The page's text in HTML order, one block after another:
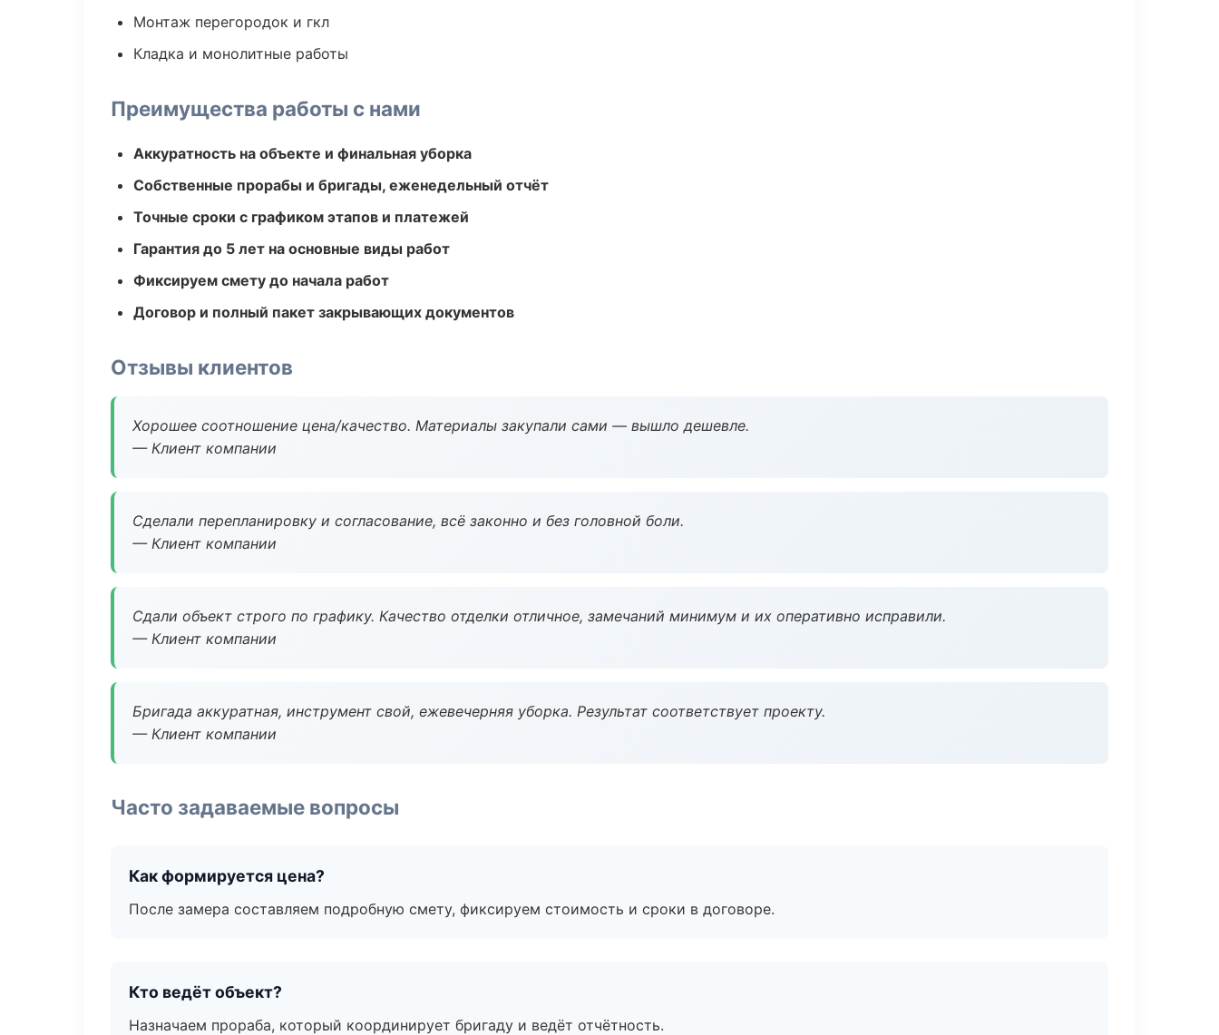
Монтаж перегородок и гкл
Кладка и монолитные работы
Преимущества работы с нами
Аккуратность на объекте и финальная уборка
Собственные прорабы и бригады, еженедельный отчёт
Точные сроки с графиком этапов и платежей
Гарантия до 5 лет на основные виды работ
Фиксируем смету до начала работ
Договор и полный пакет закрывающих документов
Отзывы клиентов
Хорошее соотношение цена/качество. Материалы закупали сами — вышло дешевле.
— Клиент компании
Сделали перепланировку и согласование, всё законно и без головной боли.
— Клиент компании
Сдали объект строго по графику. Качество отделки отличное, замечаний минимум и их оперативно исправили.
— Клиент компании
Бригада аккуратная, инструмент свой, ежевечерняя уборка. Результат соответствует проекту.
— Клиент компании
Часто задаваемые вопросы
Как формируется цена?
После замера составляем подробную смету, фиксируем стоимость и сроки в договоре.
Кто ведёт объект?
Назначаем прораба, который координирует бригаду и ведёт отчётность.